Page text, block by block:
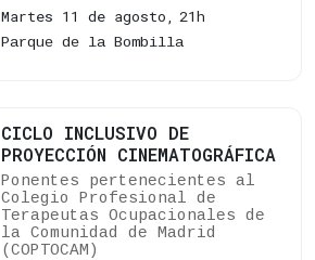
Martes 11 de agosto, 21h
Parque de la Bombilla
CICLO INCLUSIVO DE
PROYECCIÓN CINEMATOGRÁFICA
Ponentes pertenecientes al
Colegio Profesional de
Terapeutas Ocupacionales de
la Comunidad de Madrid
(COPTOCAM)